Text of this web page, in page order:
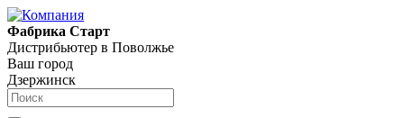
Фабрика Старт
Дистрибьютер в Поволжье
Ваш город
Дзержинск